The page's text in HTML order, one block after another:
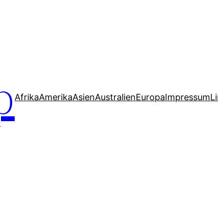
AfrikaAmerikaAsienAustralienEuropaImpressum